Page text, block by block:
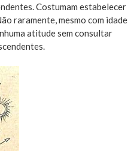
Costumam estabelecer
raramente, mesmo com idade
atitude sem consultar